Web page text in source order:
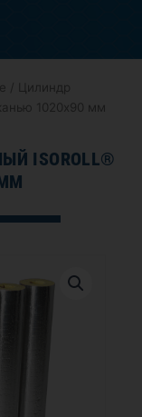
/ Цилиндр
1020х90 мм
ISOROLL®